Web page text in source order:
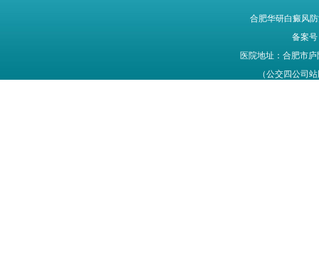
合肥华研白癜风
备案号
医院地址：合肥市
（公交四公司